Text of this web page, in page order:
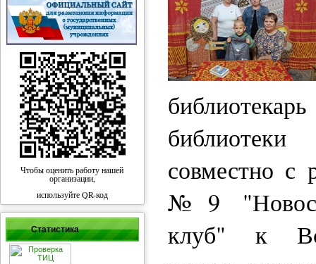
Чтобы оценить работу нашей
организации,
используйте QR-код
Статистика
совместно с
№9
клуб" к